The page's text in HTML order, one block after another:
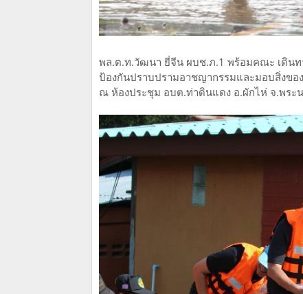
พล.ต.ท.วัฒนา ยี่จีน ผบช.ภ.1 พร้อมคณะ เดิน
ป้องกันปราบปรามอาชญากรรมและมอบสิ่งขอ
ณ ห้องประชุม อบต.ท่าดินแดง อ.ผักไห่ จ.พระ